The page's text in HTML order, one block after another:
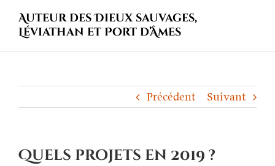
Auteur des Dieux sauvages,
Léviathan et Port d’Âmes
Précédent Suivant
Quels projets en 2019 ?